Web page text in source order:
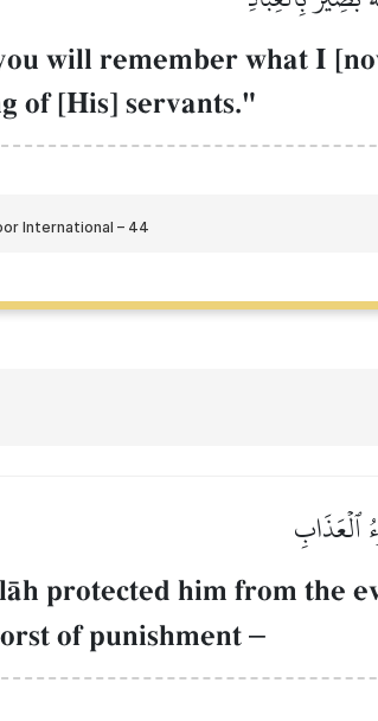
will remember what I
of [His] servants."
ٱلۡعَذَابِ
protected him from the
of punishment –